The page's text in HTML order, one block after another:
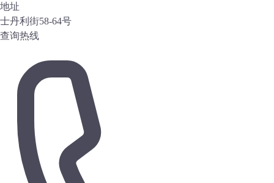
地址
士丹利街58-64号
查询热线